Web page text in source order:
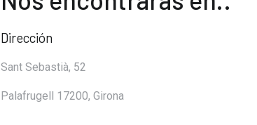
Dirección
Sant Sebastià, 52
Palafrugell 17200, Girona